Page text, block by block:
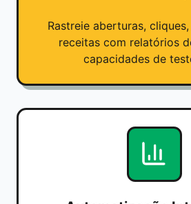
Rastreie aberturas,
receitas com relatórios
capacidades de